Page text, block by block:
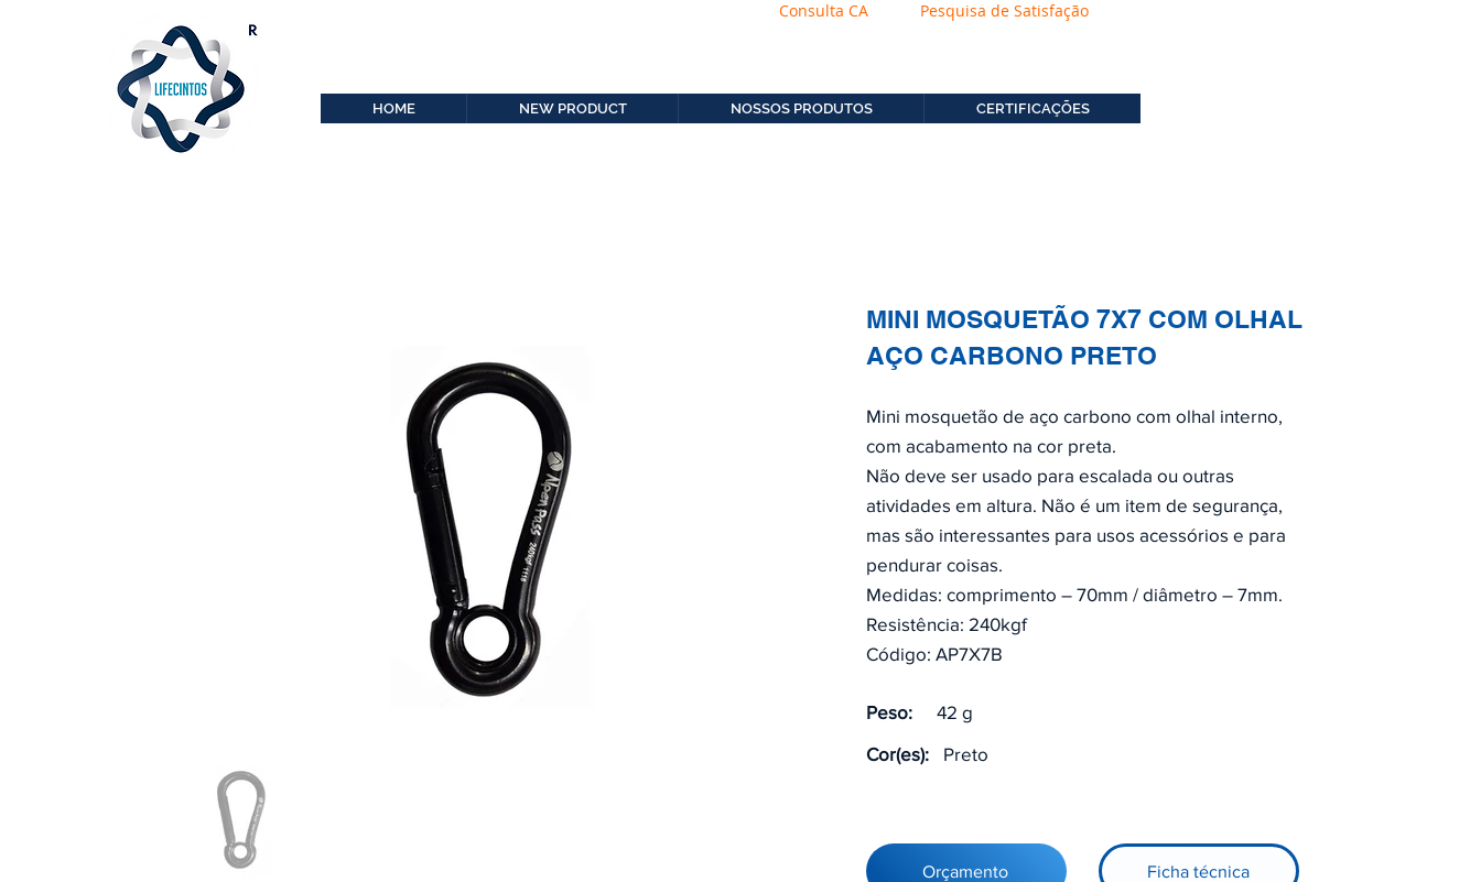
HOME NEW PRODUCT NOSSOS PRODUTOS CERTIFICAÇÕES
Consulta CA Pesquisa de Satisfação
MINI MOSQUETÃO 7X7 COM OLHAL
AÇO CARBONO PRETO
Mini mosquetão de aço carbono com olhal interno,
com acabamento na cor preta.
Não deve ser usado para escalada ou outras
atividades em altura. Não é um item de segurança,
mas são interessantes para usos acessórios e para
pendurar coisas.
Medidas: comprimento – 70mm / diâmetro – 7mm.
Resistência: 240kgf
Código: AP7X7B
Peso:
42 g
Cor(es):
Preto
Orçamento Ficha técnica